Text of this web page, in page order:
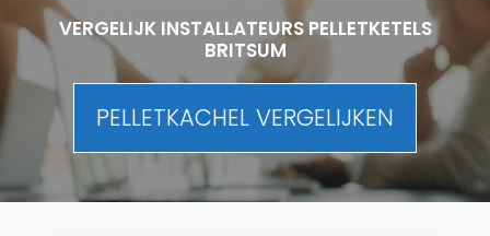
VERGELIJK INSTALLATEURS PELLETKETELS
BRITSUM
PELLETKACHEL VERGELIJKEN